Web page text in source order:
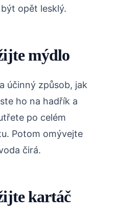
opět lesklý.
mýdlo
účinný způsob, jak
ho na hadřík a
po celém
Potom omývejte
čirá.
kartáč